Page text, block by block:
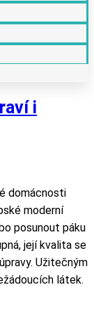
i
domácnosti
moderní
posunout páku
její kvalita se
Užitečným
látek.